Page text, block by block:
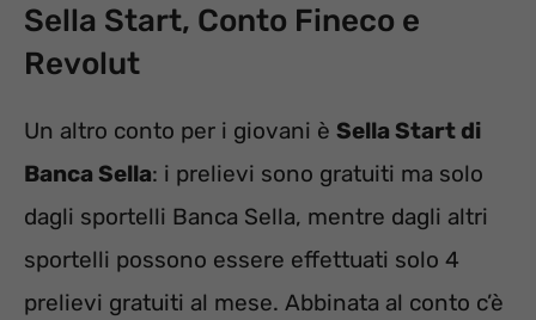
Sella Start, Conto Fineco e
Revolut
Un altro conto per i giovani è Sella Start di
Banca Sella: i prelievi sono gratuiti ma solo
dagli sportelli Banca Sella, mentre dagli altri
sportelli possono essere effettuati solo 4
prelievi gratuiti al mese. Abbinata al conto c’è